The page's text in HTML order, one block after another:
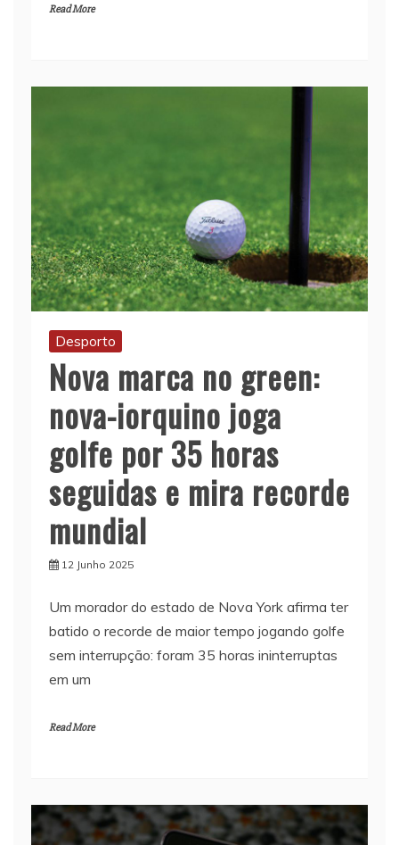
Read More
Desporto
Nova marca no green:
nova-iorquino joga
golfe por 35 horas
seguidas e mira recorde
mundial
12 Junho 2025
Um morador do estado de Nova York afirma ter
batido o recorde de maior tempo jogando golfe
sem interrupção: foram 35 horas ininterruptas
em um
Read More